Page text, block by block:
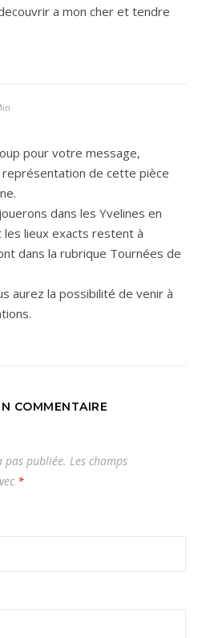
a mon cher et tendre
pour votre message,
représentation de cette pièce
dans les Yvelines en
lieux exacts restent à
dans la rubrique Tournées de
aurez la possibilité de venir à
COMMENTAIRE
pas publiée. Les champs
*